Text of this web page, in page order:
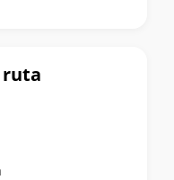
ruta